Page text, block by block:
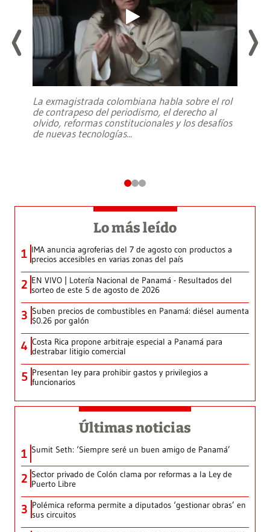
La exmagistrada colombiana habla sobre el rol
de contrapeso del periodismo, el derecho al
olvido, reformas constitucionales y los desafíos
de nuevas tecnologías...
Lo más leído
1 IMA anuncia agroferias del 7 de agosto con productos a
precios accesibles en varias zonas del país
2 EN VIVO | Lotería Nacional de Panamá - Resultados del
sorteo de este 5 de agosto de 2026
3 Suben precios de combustibles en Panamá: diésel aumenta
$0.26 por galón
4 Costa Rica propone arbitraje especial a Panamá para
destrabar litigio comercial
5 Presentan ley para prohibir gastos y privilegios a
funcionarios
Últimas noticias
1 Sumit Seth: ‘Siempre seré un buen amigo de Panamá’
2 Sector privado de Colón clama por reformas a la Ley de
Puerto Libre
3 Polémica reforma permite a diputados ‘gestionar obras’ en
sus circuitos